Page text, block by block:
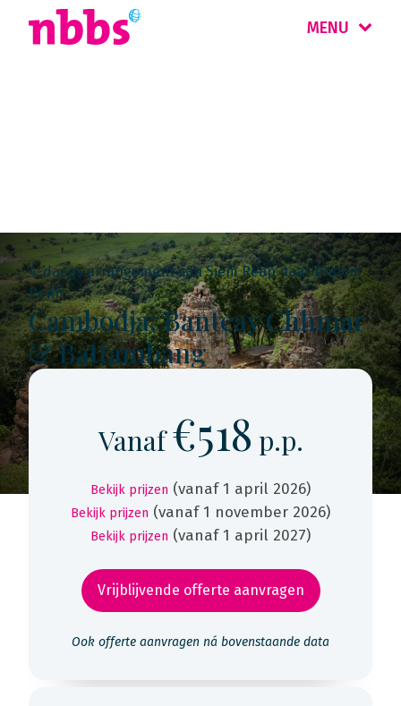
MENU
4-daags arrangement van Siem Reap naar Phnom
Penh
Cambodja: Banteay Chhmar
& Battambang
Vanaf€518 p.p.
Bekijk prijzen (vanaf 1 april 2026)
Bekijk prijzen (vanaf 1 november 2026)
Bekijk prijzen (vanaf 1 april 2027)
Vrijblijvende offerte aanvragen
Ook offerte aanvragen ná bovenstaande data